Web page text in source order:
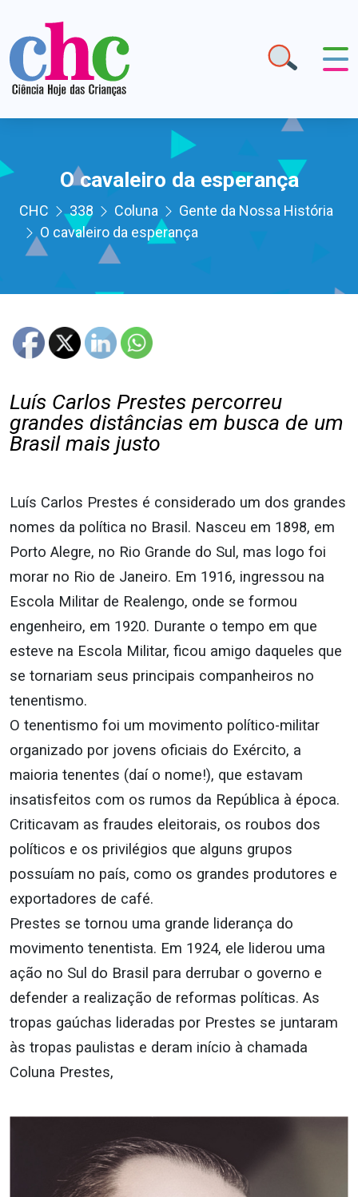
O cavaleiro da esperança
CHC 338 Coluna
Gente da Nossa História
O cavaleiro da esperança
Luís Carlos Prestes percorreu
grandes distâncias em busca de um
Brasil mais justo
Luís Carlos Prestes é considerado um dos grandes
nomes da política no Brasil. Nasceu em 1898, em
Porto Alegre, no Rio Grande do Sul, mas logo foi
morar no Rio de Janeiro. Em 1916, ingressou na
Escola Militar de Realengo, onde se formou
engenheiro, em 1920. Durante o tempo em que
esteve na Escola Militar, ficou amigo daqueles que
se tornariam seus principais companheiros no
tenentismo.
O tenentismo foi um movimento político-militar
organizado por jovens oficiais do Exército, a
maioria tenentes (daí o nome!), que estavam
insatisfeitos com os rumos da República à época.
Criticavam as fraudes eleitorais, os roubos dos
políticos e os privilégios que alguns grupos
possuíam no país, como os grandes produtores e
exportadores de café.
Prestes se tornou uma grande liderança do
movimento tenentista. Em 1924, ele liderou uma
ação no Sul do Brasil para derrubar o governo e
defender a realização de reformas políticas. As
tropas gaúchas lideradas por Prestes se juntaram
às tropas paulistas e deram início à chamada
Coluna Prestes,